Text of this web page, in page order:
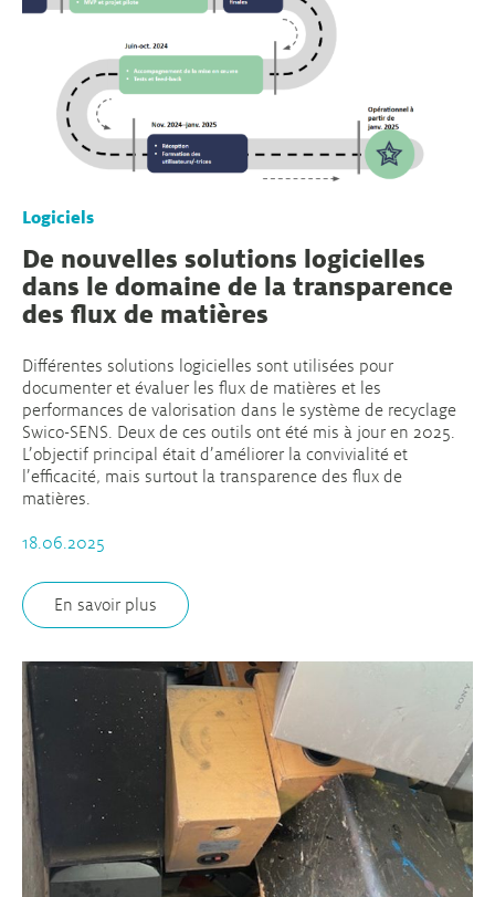
Logiciels
De nouvelles solutions logicielles
dans le domaine de la transparence
des flux de matières
Différentes solutions logicielles sont utilisées pour
documenter et évaluer les flux de matières et les
performances de valorisation dans le système de recyclage
Swico-SENS. Deux de ces outils ont été mis à jour en 2025.
L’objectif principal était d’améliorer la convivialité et
l’efficacité, mais surtout la transparence des flux de
matières.
18.06.2025
En savoir plus